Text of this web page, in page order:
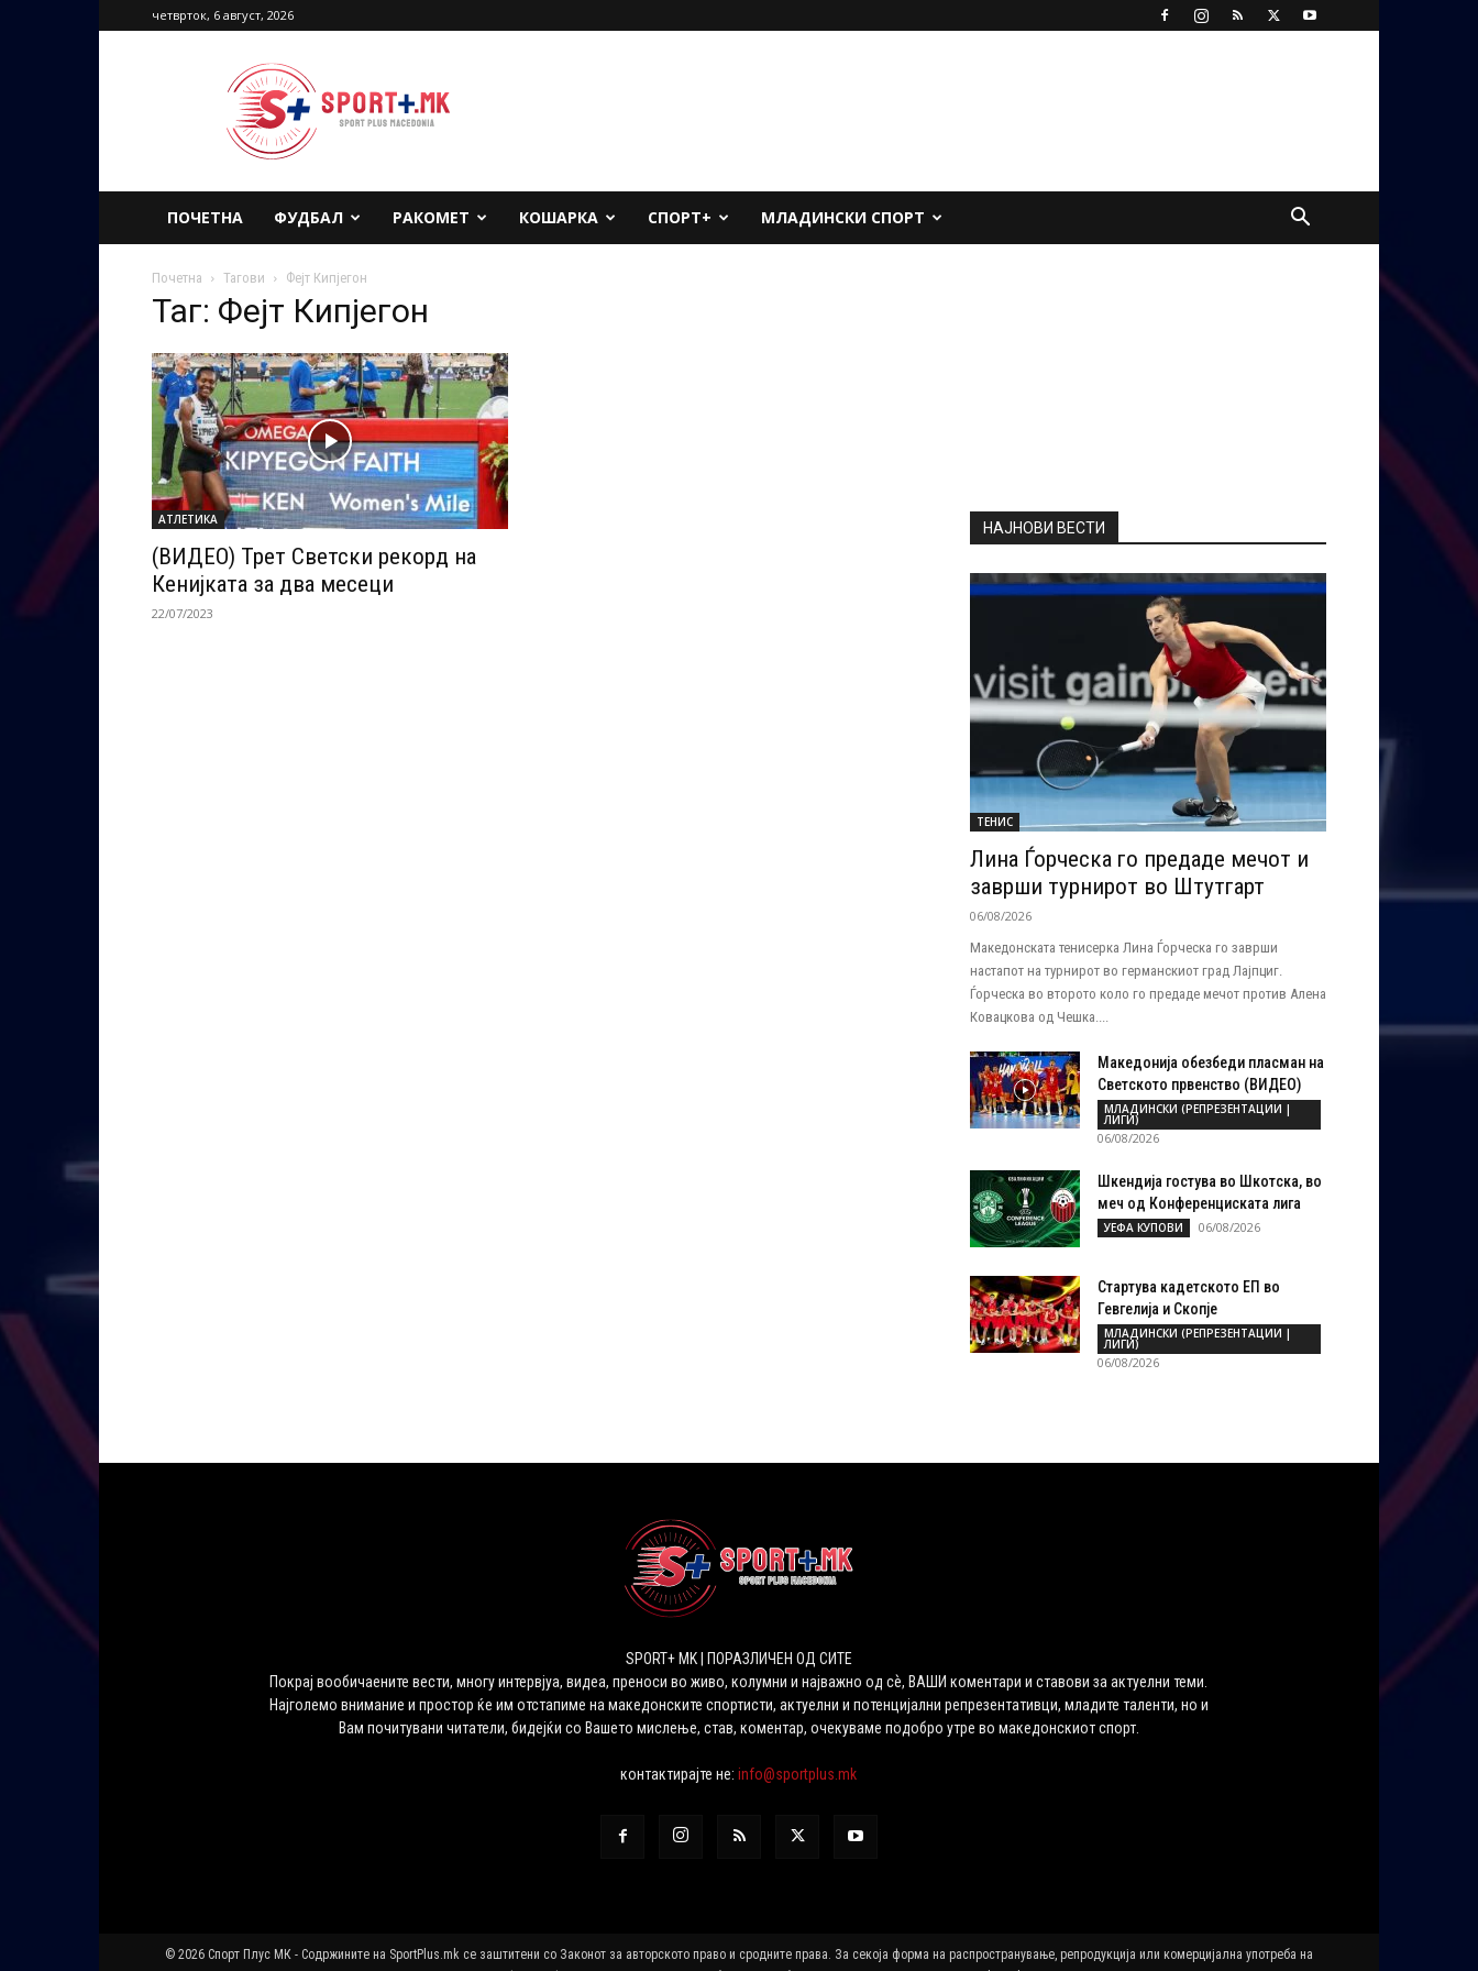
четврток, 6 август, 2026
Sport
Plus
Macedonia
ПОЧЕТНА ФУДБАЛ РАКОМЕТ КОШАРКА СПОРТ+ МЛАДИНСКИ СПОРТ
Почетна Тагови Фејт Кипјегон
Таг: Фејт Кипјегон
АТЛЕТИКА
(ВИДЕО) Трет Светски рекорд на
Кенијката за два месеци
22/07/2023
НАЈНОВИ ВЕСТИ
ТЕНИС
Лина Ѓорческа го предаде мечот и
заврши турнирот во Штутгарт
06/08/2026
Македонската тенисерка Лина Ѓорческа го заврши
настапот на турнирот во германскиот град Лајпциг.
Ѓорческа во второто коло го предаде мечот против Алена
Ковацкова од Чешка....
Македонија обезбеди пласман на
Светското првенство (ВИДЕО)
МЛАДИНСКИ (РЕПРЕЗЕНТАЦИИ |
ЛИГИ)
06/08/2026
Шкендија гостува во Шкотска, во
меч од Конференциската лига
УЕФА КУПОВИ 06/08/2026
Стартува кадетското ЕП во
Гевгелија и Скопје
МЛАДИНСКИ (РЕПРЕЗЕНТАЦИИ |
ЛИГИ)
06/08/2026
SPORT+ MK | ПОРАЗЛИЧЕН ОД СИТЕ
Покрај вообичаените вести, многу интервјуа, видеа, преноси во живо, колумни и најважно од сѐ, ВАШИ коментари и ставови за актуелни теми.
Најголемо внимание и простор ќе им отстапиме на македонските спортисти, актуелни и потенцијални репрезентативци, младите таленти, но и
Вам почитувани читатели, бидејќи со Вашето мислење, став, коментар, очекуваме подобро утре во македонскиот спорт.
контактирајте не:info@sportplus.mk
© 2026 Спорт Плус МК - Содржините на SportPlus.mk се заштитени со Законот за авторското право и сродните права. За секоја форма на распространување, репродукција или комерцијална употреба на